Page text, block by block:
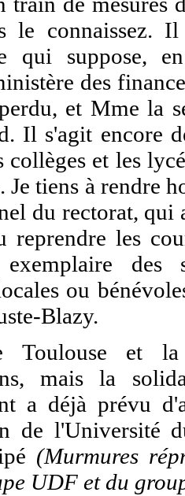
le connaissez.
qui suppose,
des
et Mme la
Il s'agit encore
collèges et les
Je tiens à rendre
du rectorat, qui
reprendre les
exemplaire
ou
Blazy.
et la
mais la
a déjà prévu
de l'Université
(Murmures
UDF et du